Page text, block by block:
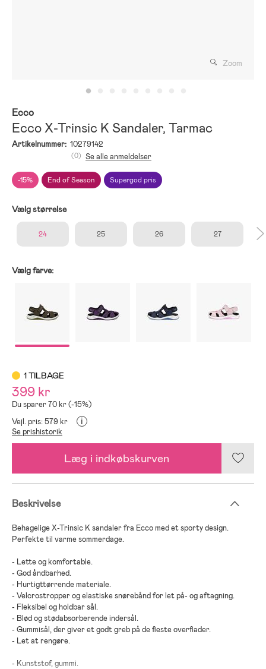
Zoom
Ecco
Ecco X-Trinsic K Sandaler, Tarmac
Artikelnummer: 10279142
-15% End of Season Supergod pris
(0) Se alle anmeldelser
Vælg størrelse
24 25 26 27
Vælg farve:
1 TILBAGE
399 kr
Du sparer 70 kr (-15%)
Vejl. pris: 579 kr
i
Se prishistorik
Læg i indkøbskurven
Beskrivelse
Behagelige X-Trinsic K sandaler fra Ecco med et sporty design.
Perfekte til varme sommerdage.
- Lette og komfortable.
- God åndbarhed.
- Hurtigttørrende materiale.
- Velcrostropper og elastiske snørebånd for let på- og aftagning.
- Fleksibel og holdbar sål.
- Blød og stødabsorberende indersål.
- Gummisål, der giver et godt greb på de fleste overflader.
- Let at rengøre.
- Kunststof, gummi.